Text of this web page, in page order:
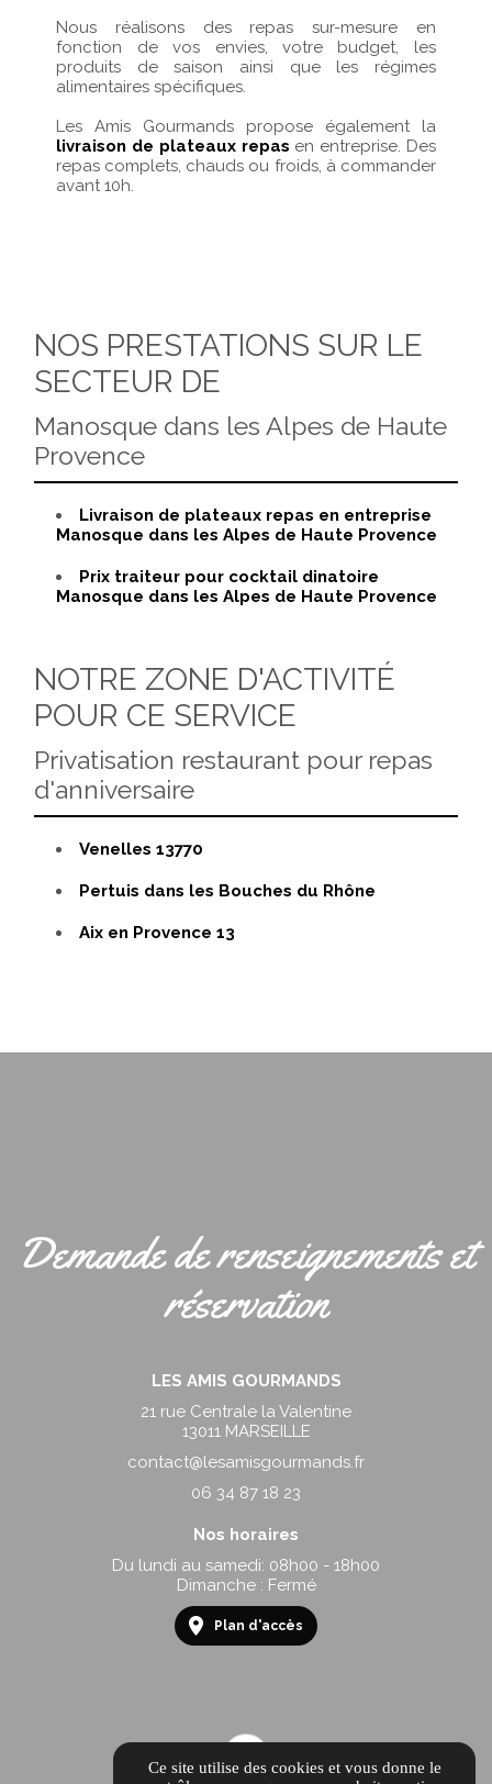
Nous réalisons des repas sur-mesure en
fonction de vos envies, votre budget, les
produits de saison ainsi que les régimes
alimentaires spécifiques.
Les Amis Gourmands propose également la
livraison de plateaux repas en entreprise. Des
repas complets, chauds ou froids, à commander
avant 10h.
NOS PRESTATIONS SUR LE
SECTEUR DE
Manosque dans les Alpes de Haute
Provence
Livraison de plateaux repas en entreprise
Manosque dans les Alpes de Haute Provence
Prix traiteur pour cocktail dinatoire
Manosque dans les Alpes de Haute Provence
NOTRE ZONE D'ACTIVITÉ
POUR CE SERVICE
Privatisation restaurant pour repas
d'anniversaire
Venelles 13770
Pertuis dans les Bouches du Rhône
Aix en Provence 13
Demande de renseignements et
réservation
LES AMIS GOURMANDS
21 rue Centrale la Valentine
13011 MARSEILLE
contact@lesamisgourmands.fr
06 34 87 18 23
Nos horaires
Du lundi au samedi: 08h00 - 18h00
Dimanche : Fermé
Plan d'accès
Ce site utilise des cookies et vous donne le